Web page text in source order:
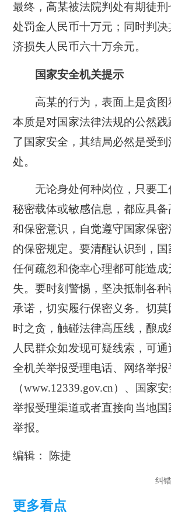
最终，高某被法院判处有期徒
处罚金人民币十万元；同时判
济损失人民币六十万余元。
国家安全机关提示
高某的行为，表面上是贪图
本质是对国家法律法规的公然
了国家安全，其结局必然是受
处。
无论身处何种岗位，只要工
秘密载体或敏感信息，都应具
和保密意识，自觉遵守国家保
的保密规定。要清醒认识到，国
任何疏忽和侥幸心理都可能造
失。要时刻警惕，坚决抵制各
承诺，切实履行保密义务。切
时之贪，触碰法律高压线，酿
人民群众如发现可疑线索，可通
全机关举报受理电话、网络举报
（www.12339.gov.cn）、国家
举报受理渠道或者直接向当地
举报。
编辑： 陈捷
纠错